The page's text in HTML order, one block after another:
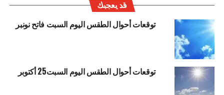
قد يعجبك
توقعات أحوال الطقس اليوم السبت فاتح نونبر
توقعات أحوال الطقس اليوم السبت25 أكتوبر